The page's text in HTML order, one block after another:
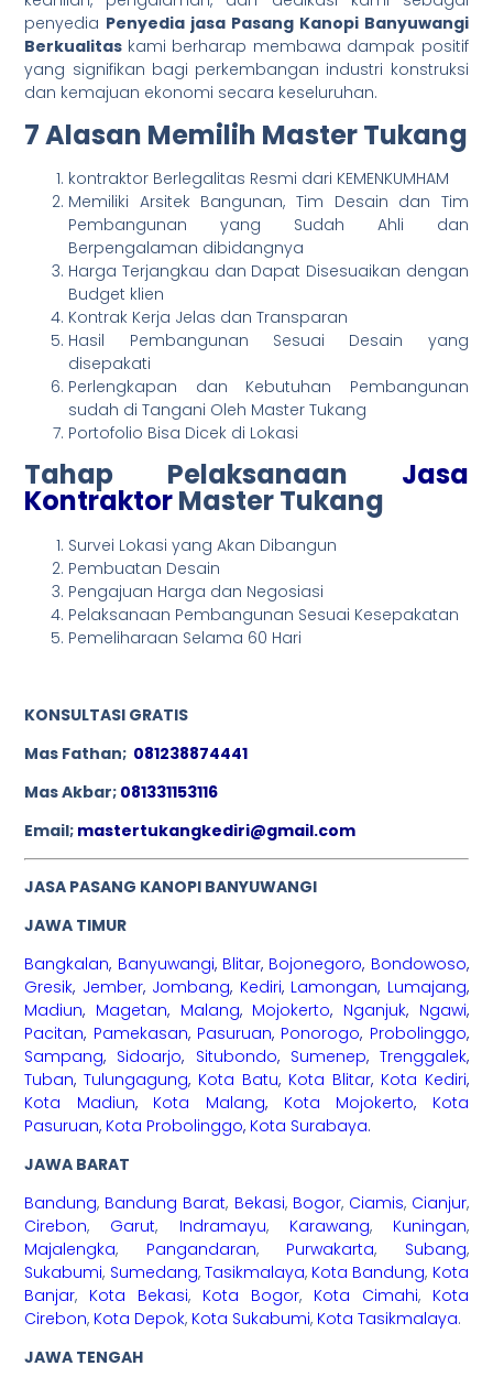
penyedia Penyedia jasa Pasang Kanopi Banyuwangi
Berkualitas kami berharap membawa dampak positif
yang signifikan bagi perkembangan industri konstruksi
dan kemajuan ekonomi secara keseluruhan.
7 Alasan Memilih Master Tukang
kontraktor Berlegalitas Resmi dari KEMENKUMHAM
Memiliki Arsitek Bangunan, Tim Desain dan Tim
Pembangunan yang Sudah Ahli dan
Berpengalaman dibidangnya
Harga Terjangkau dan Dapat Disesuaikan dengan
Budget klien
Kontrak Kerja Jelas dan Transparan
Hasil Pembangunan Sesuai Desain yang
disepakati
Perlengkapan dan Kebutuhan Pembangunan
sudah di Tangani Oleh Master Tukang
Portofolio Bisa Dicek di Lokasi
Tahap Pelaksanaan Jasa
KontraktorMaster Tukang
Survei Lokasi yang Akan Dibangun
Pembuatan Desain
Pengajuan Harga dan Negosiasi
Pelaksanaan Pembangunan Sesuai Kesepakatan
Pemeliharaan Selama 60 Hari
KONSULTASI GRATIS
Mas Fathan; 081238874441
Mas Akbar; 081331153116
Email; mastertukangkediri@gmail.com
JASA PASANG KANOPI BANYUWANGI
JAWA TIMUR
Bangkalan, Banyuwangi, Blitar, Bojonegoro, Bondowoso,
Gresik, Jember, Jombang, Kediri, Lamongan, Lumajang,
Madiun, Magetan, Malang, Mojokerto, Nganjuk, Ngawi,
Pacitan, Pamekasan, Pasuruan, Ponorogo, Probolinggo,
Sampang, Sidoarjo, Situbondo, Sumenep, Trenggalek,
Tuban,Tulungagung, Kota Batu, Kota Blitar, Kota Kediri,
Kota Madiun, Kota Malang, Kota Mojokerto, Kota
Pasuruan, Kota Probolinggo, Kota Surabaya.
JAWA BARAT
Bandung, Bandung Barat, Bekasi, Bogor, Ciamis, Cianjur,
Cirebon, Garut, Indramayu, Karawang, Kuningan,
Majalengka, Pangandaran, Purwakarta, Subang,
Sukabumi, Sumedang, Tasikmalaya, Kota Bandung, Kota
Banjar, Kota Bekasi, Kota Bogor, Kota Cimahi, Kota
Cirebon, Kota Depok, Kota Sukabumi, Kota Tasikmalaya.
JAWA TENGAH